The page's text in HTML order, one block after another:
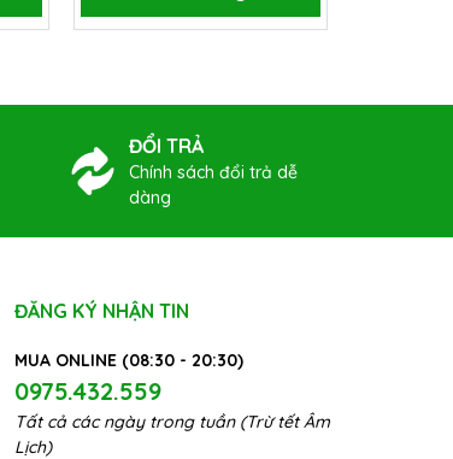
ĐỔI TRẢ
Chính sách đổi trả dễ
dàng
ĐĂNG KÝ NHẬN TIN
MUA ONLINE (08:30 - 20:30)
0975.432.559
Tất cả các ngày trong tuần (Trừ tết Âm
Lịch)